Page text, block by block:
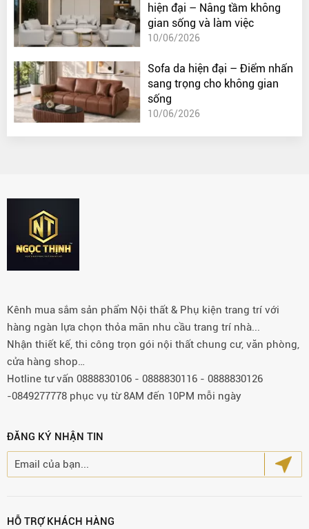
hiện đại – Nâng tầm không
gian sống và làm việc
10/06/2026
Sofa da hiện đại – Điểm nhấn
sang trọng cho không gian
sống
10/06/2026
Kênh mua sắm sản phẩm Nội thất & Phụ kiện trang trí với
hàng ngàn lựa chọn thỏa mãn nhu cầu trang trí nhà...
Nhận thiết kế, thi công trọn gói nội thất chung cư, văn phòng,
cửa hàng shop…
Hotline tư vấn 0888830106 - 0888830116 - 0888830126
-0849277778 phục vụ từ 8AM đến 10PM mỗi ngày
ĐĂNG KÝ NHẬN TIN
HỖ TRỢ KHÁCH HÀNG